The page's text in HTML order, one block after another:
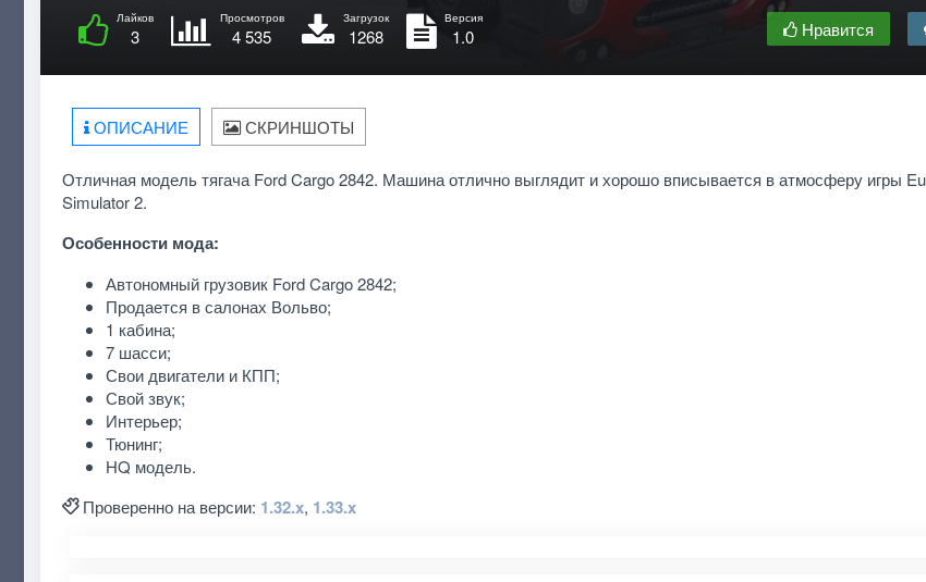
Лайков
3
Просмотров
4 535
Загрузок
1268
Версия
1.0 Нравится
ОПИСАНИЕ СКРИНШОТЫ
Отличная модель тягача Ford Cargo 2842. Машина отлично выглядит и хорошо вписывается в атмосферу игры
Simulator 2.
Особенности мода:
Автономный грузовик Ford Cargo 2842;
Продается в салонах Вольво;
1 кабина;
7 шасси;
Свои двигатели и КПП;
Свой звук;
Интерьер;
Тюнинг;
HQ модель.
Проверенно на версии: 1.32.x, 1.33.x